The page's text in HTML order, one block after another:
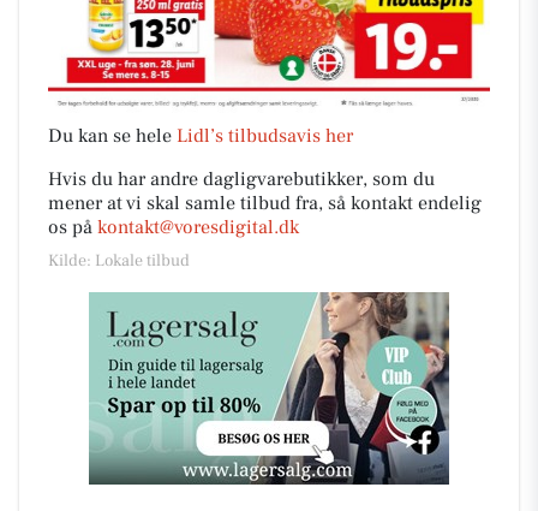
Du kan se hele Lidl’s tilbudsavis her
Hvis du har andre dagligvarebutikker, som du
mener at vi skal samle tilbud fra, så kontakt endelig
os på kontakt@voresdigital.dk
Kilde: Lokale tilbud